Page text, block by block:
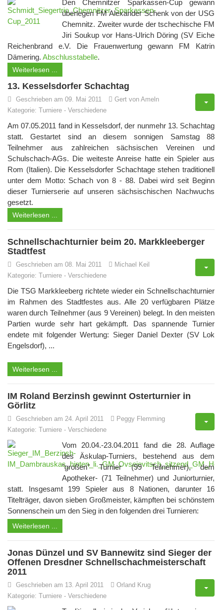
Den Chemnitzer Sparkassen-Cup gewann
überlegen FM Alexander Schenk von der USG
Chemnitz. Zweiter wurde der tschechische FM
Jiri Soukup vor Hans-Ulrich Döring (SV Eiche
Reichenbrand e.V. Die Frauenwertung gewann FM Katrin
Dämering. Abschlusstabelle.
Weiterlesen ...
13. Kesselsdorfer Schachtag
Geschrieben am 09. Mai 2011
Gert von Ameln
Kategorie: Turniere - Verschiedene
Am 07.05.2011 fand in Kesselsdorf, der nunmehr 13. Schachtag
statt. Gestartet sind an diesem sonnigen Samstag 88
Teilnehmer aus zahlreichen sächsischen Vereinen und
Schulschach-AGs. Die weiteste Anreise hatte ein Spieler aus
Rom (Italien). Die Kesselsdorfer Schachtage stehen traditionell
unter dem Motto: Schach von 8 - 88. Dabei wird seit Beginn
dieser Turnierserie auf unseren sächsischischen Nachwuchs
gesetzt.
Weiterlesen ...
Schnellschachturnier beim 20. Markkleeberger
Stadtfest
Geschrieben am 08. Mai 2011
Michael Keil
Kategorie: Turniere - Verschiedene
Die TSG Markkleeberg richtete wieder ein Schnellschachturnier
im Rahmen des Stadtfestes aus. Alle 20 verfügbaren Plätze
waren durch Teilnehmer (aus 9 Vereinen) belegt. In den meisten
Partien wurde sehr hart gekämpft. Das spannende Turnier
endete mit folgender Wertung: Sieger Daniel Dexter (SV Lok
Engelsdorf), ...
Weiterlesen ...
IM Roland Berzinsh gewinnt Osterturnier in
Görlitz
Geschrieben am 24. April 2011
Peggy Flemming
Kategorie: Turniere - Verschiedene
Vom 20.04.-23.04.2011 fand die 28. Auflage
des Äskulap-Turniers, bestehend aus dem
"großen" Turnier (99 Teilnehmer), dem
Apotheker- (71 Teilnehmer) und Juniorturnier,
statt. Insgesamt 199 Spieler aus 8 Nationen, darunter 16
Titelträger, davon sieben Großmeister, kämpften bei schönstem
Sonnenschein um den Sieg in den folgenden drei Turnieren:
Weiterlesen ...
Jonas Dünzel und SV Bannewitz sind Sieger der
Offenen Dresdner Schnellschachmeisterschaft
2011
Geschrieben am 13. April 2011
Orland Krug
Kategorie: Turniere - Verschiedene